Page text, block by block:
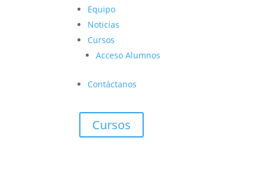
Equipo
Noticias
Cursos
Acceso Alumnos
Contáctanos
Cursos